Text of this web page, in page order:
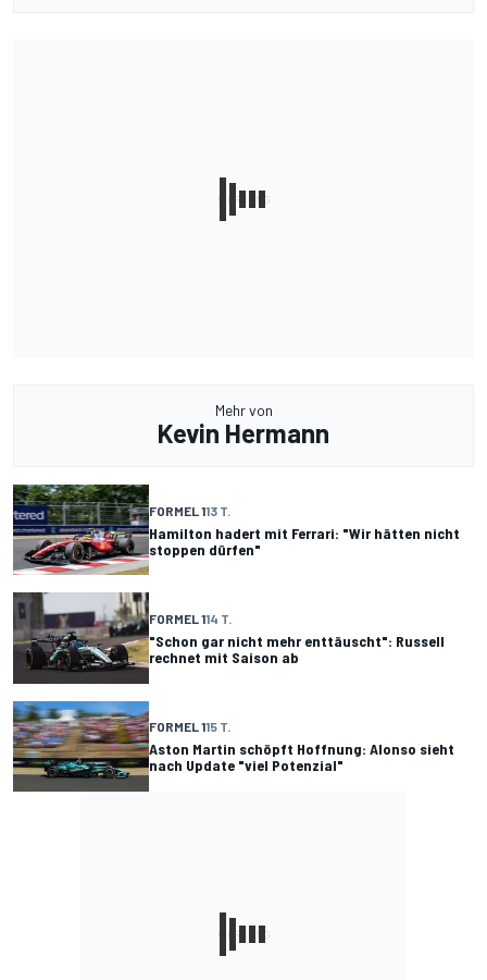
Mehr von
Kevin Hermann
FORMEL 113 T.
Hamilton hadert mit Ferrari: "Wir hätten nicht
stoppen dürfen"
FORMEL 114 T.
"Schon gar nicht mehr enttäuscht": Russell
rechnet mit Saison ab
FORMEL 115 T.
Aston Martin schöpft Hoffnung: Alonso sieht
nach Update "viel Potenzial"